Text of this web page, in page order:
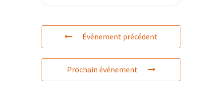
Événement précédent
Prochain événement